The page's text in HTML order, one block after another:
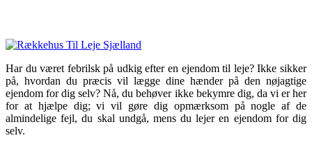
Har du været febrilsk på udkig efter en ejendom til leje? Ikke sikker
på, hvordan du præcis vil lægge dine hænder på den nøjagtige
ejendom for dig selv? Nå, du behøver ikke bekymre dig, da vi er her
for at hjælpe dig; vi vil gøre dig opmærksom på nogle af de
almindelige fejl, du skal undgå, mens du lejer en ejendom for dig
selv.